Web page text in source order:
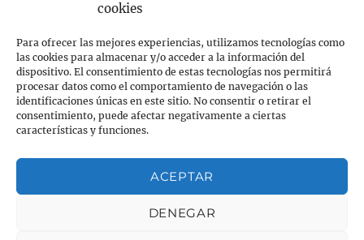
cookies
Para ofrecer las mejores experiencias, utilizamos tecnologías como
las cookies para almacenar y/o acceder a la información del
dispositivo. El consentimiento de estas tecnologías nos permitirá
procesar datos como el comportamiento de navegación o las
identificaciones únicas en este sitio. No consentir o retirar el
consentimiento, puede afectar negativamente a ciertas
características y funciones.
ACEPTAR
DENEGAR
Acerca de
FARMACIA